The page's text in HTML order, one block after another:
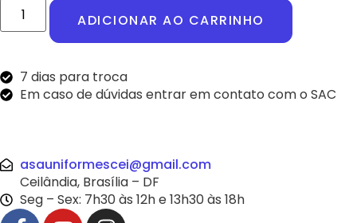
ADICIONAR AO CARRINHO
7 dias para troca
Em caso de dúvidas entrar em contato com o SAC
asauniformescei@gmail.com
Ceilândia, Brasília – DF
Seg – Sex: 7h30 às 12h e 13h30 às 18h